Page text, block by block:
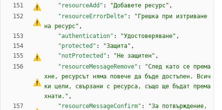
"resourceAdd" : "Добавете ресурс" ,
"resourceErrorDelte" :
"Грешка при изтриване
на ресурс" ,
"authentication" : "Удостоверяване" ,
"protected" : "Защита" ,
"notProtected" : " Не защитен" ,
"resourceMessageRemove" : "След като се према
хне, ресурсът няма повече да бъде достъпен. Всич
ки цели, свързани с ресурса, също ще бъдат према
хнати." ,
"resourceMessageConfirm" : "За потвърждение,